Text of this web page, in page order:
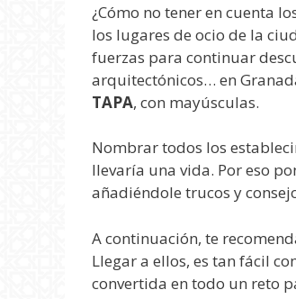
¿Cómo no tener en cuenta
los lugares de ocio de la
fuerzas para continuar
arquitectónicos… en
TAPA, con mayúsculas.
Nombrar todos los
llevaría una vida. Por eso
añadiéndole trucos y
A continuación, te
Llegar a ellos, es tan fácil
convertida en todo un reto